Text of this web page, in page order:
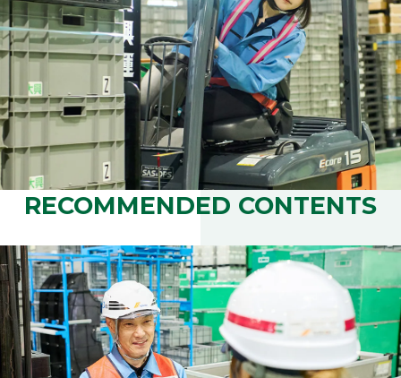
RECOMMENDED CONTENTS